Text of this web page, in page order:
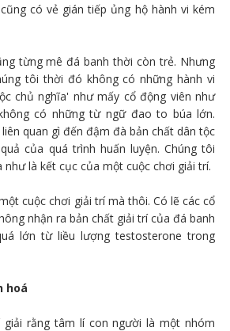
có vẻ gián tiếp ủng hộ hành vi kém
từng mê đá banh thời còn trẻ. Nhưng
tôi thời đó không có những hành vi
chủ nghĩa' như mấy cổ động viên như
có những từ ngữ đao to búa lớn.
quan gì đến đậm đà bản chất dân tộc
của quá trình huấn luyện. Chúng tôi
như là kết cục của một cuộc chơi giải trí.
cuộc chơi giải trí mà thôi. Có lẽ các cổ
nhận ra bản chất giải trí của đá banh
lớn từ liều lượng testosterone trong
hoá
giải rằng tâm lí con người là một nhóm